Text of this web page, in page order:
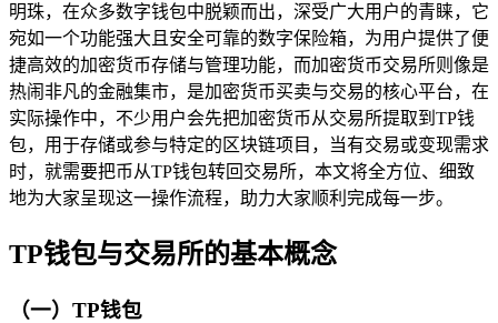
明珠，在众多数字钱包中脱颖而出，深受广大用户的青睐，它
宛如一个功能强大且安全可靠的数字保险箱，为用户提供了便
捷高效的加密货币存储与管理功能，而加密货币交易所则像是
热闹非凡的金融集市，是加密货币买卖与交易的核心平台，在
实际操作中，不少用户会先把加密货币从交易所提取到TP钱
包，用于存储或参与特定的区块链项目，当有交易或变现需求
时，就需要把币从TP钱包转回交易所，本文将全方位、细致
地为大家呈现这一操作流程，助力大家顺利完成每一步。
TP钱包与交易所的基本概念
（一）TP钱包